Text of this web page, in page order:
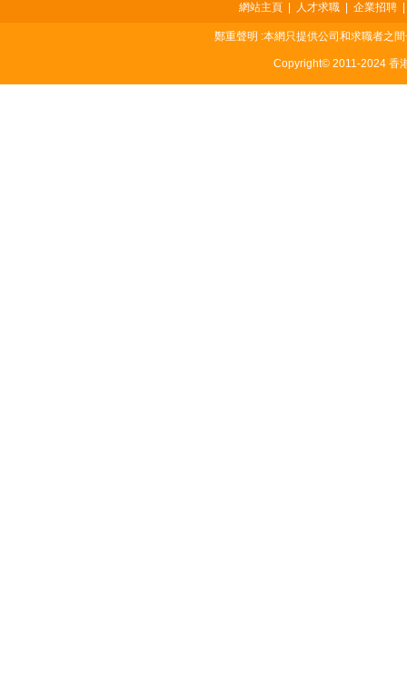
網站主頁 人才求職 企業招聘
鄭重聲明 :本網只提供公司和求職者之
Copyright© 2011-2024 香